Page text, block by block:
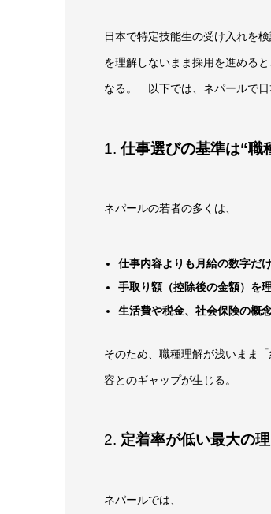
日本で特定技能生の受け入れを
を理解しないまま採用を進める
なる。 以下では、ネパールで日
1. 仕事選びの基準は“職
ネパールの若者の多くは、
仕事内容よりも月給の数字だ
手取り額（控除後の金額）を
生活費や税金、社会保険
そのため、職種理解が浅いまま
容とのギャップが生じる。
2. 定着率が低い最大の
ネパールでは、